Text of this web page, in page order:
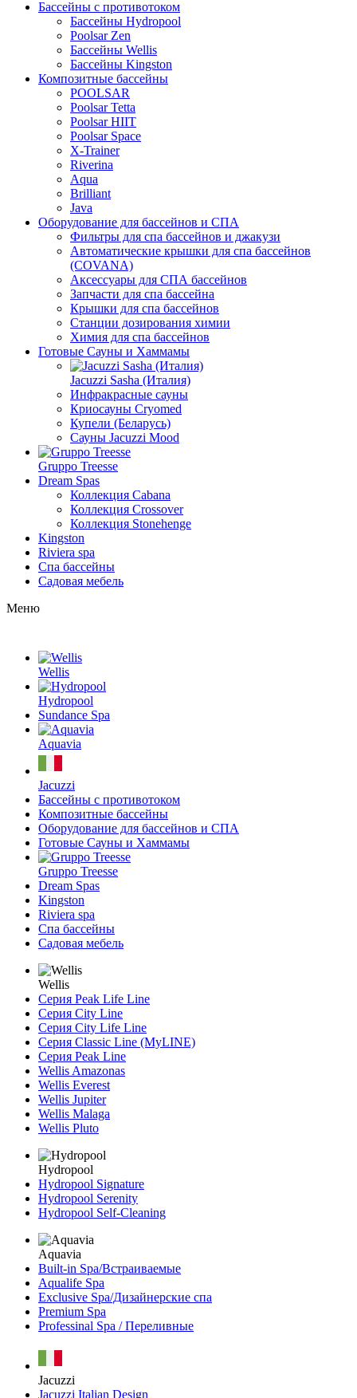
Бассейны с противотоком
Бассейны Hydropool
Poolsar Zen
Бассейны Wellis
Бассейны Kingston
Композитные бассейны
POOLSAR
Poolsar Tetta
Poolsar HIIT
Poolsar Space
X-Trainer
Riverina
Aqua
Brilliant
Java
Оборудование для бассейнов и СПА
Фильтры для спа бассейнов и джакузи
Автоматические крышки для спа бассейнов
(COVANA)
Аксессуары для СПА бассейнов
Запчасти для спа бассейна
Крышки для спа бассейнов
Станции дозирования химии
Химия для спа бассейнов
Готовые Сауны и Хаммамы
Jacuzzi Sasha (Италия)
Инфракрасные сауны
Криосауны Cryomed
Купели (Беларусь)
Сауны Jacuzzi Mood
Gruppo Treesse
Dream Spas
Коллекция Cabana
Коллекция Crossover
Коллекция Stonehenge
Kingston
Riviera spa
Спа бассейны
Садовая мебель
Меню
Wellis
Hydropool
Sundance Spa
Aquavia
Jacuzzi
Бассейны с противотоком
Композитные бассейны
Оборудование для бассейнов и СПА
Готовые Сауны и Хаммамы
Gruppo Treesse
Dream Spas
Kingston
Riviera spa
Спа бассейны
Садовая мебель
Wellis
Серия Peak Life Line
Серия City Line
Серия City Life Line
Серия Classic Line (MyLINE)
Серия Peak Line
Wellis Amazonas
Wellis Everest
Wellis Jupiter
Wellis Malaga
Wellis Pluto
Hydropool
Hydropool Signature
Hydropool Serenity
Hydropool Self-Сleaning
Aquavia
Built-in Spa/Встраиваемые
Aqualife Spa
Exclusive Spa/Дизайнерские спа
Premium Spa
Professinal Spa / Переливные
Jacuzzi
Jacuzzi Italian Design